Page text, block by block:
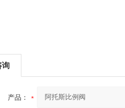
询
产品：